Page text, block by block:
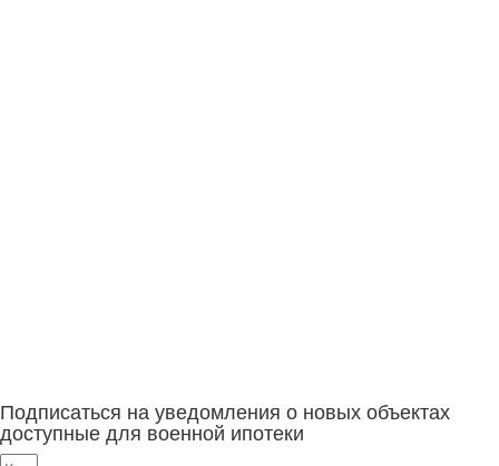
Подписаться на уведомления о новых объектах
доступные для военной ипотеки